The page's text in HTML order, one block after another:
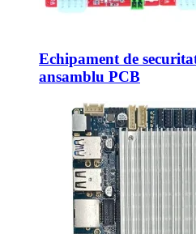
Echipament de
ansamblu PCB